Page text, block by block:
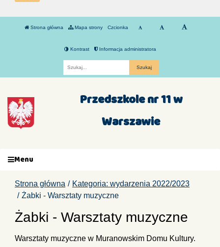
Strona główna Mapa strony Czcionka
Kontrast Informacja administratora
Przedszkole nr 11 w
Warszawie
Menu
Strona główna
Kategoria: wydarzenia 2022/2023
Żabki - Warsztaty muzyczne
Żabki - Warsztaty muzyczne
Warsztaty muzyczne w Muranowskim Domu Kultury.